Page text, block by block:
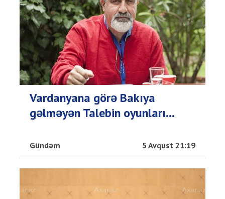
Vardanyana görə Bakıya
gəlməyən Talebin oyunları...
Gündəm 5 Avqust 21:19